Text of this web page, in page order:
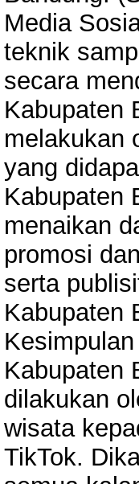
Media
teknik
secara
Kabupaten
melakukan
yang
Kabupaten
menaikan
promosi
serta
Kabupaten
Kabupaten
dilakukan
wisata
TikTok.